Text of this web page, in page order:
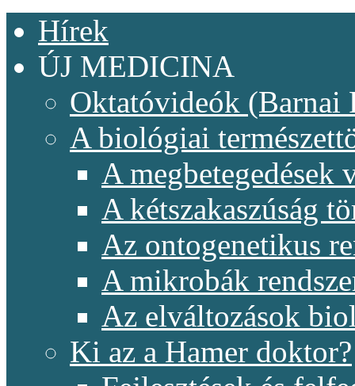
Hírek
ÚJ MEDICINA
Oktatóvideók (Barnai
A biológiai
A megbetegedések
A kétszakaszúság
Az ontogenetikus
A mikrobák
Az elváltozások
Ki az a Hamer doktor?